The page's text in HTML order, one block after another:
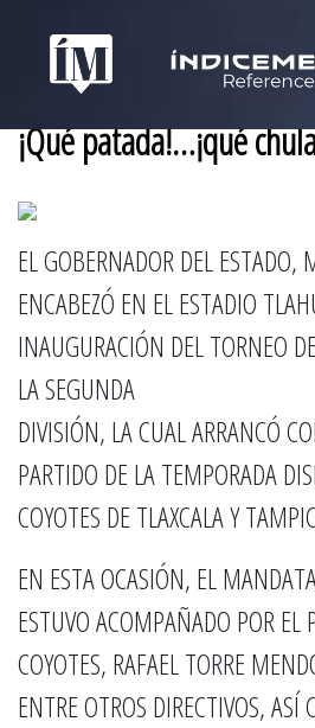
¡Qué patada!…¡qué
EL GOBERNADOR DEL ESTADO,
ENCABEZÓ EN EL ESTADIO
INAUGURACIÓN DEL TORNEO
LA SEGUNDA
DIVISIÓN, LA CUAL ARRANCÓ
PARTIDO DE LA TEMPORADA
COYOTES DE TLAXCALA Y
EN ESTA OCASIÓN, EL
ESTUVO ACOMPAÑADO POR EL
COYOTES, RAFAEL TORRE
ENTRE OTROS DIRECTIVOS, ASÍ